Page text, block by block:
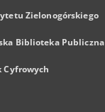
Zielonogórskiego
Biblioteka Publiczna
Cyfrowych